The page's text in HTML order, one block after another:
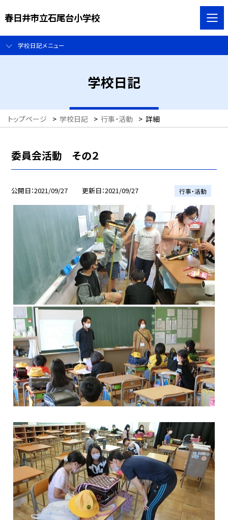
春日井市立石尾台小学校
学校日記メニュー
学校日記
トップページ > 学校日記 > 行事・活動 > 詳細
委員会活動 その２
公開日 2021/09/27 更新日 2021/09/27 行事・活動